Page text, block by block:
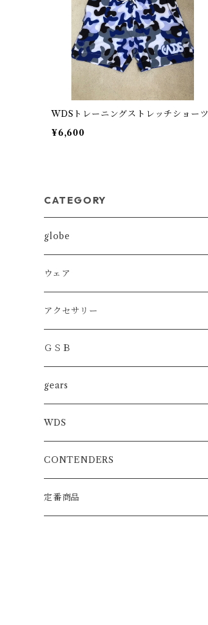
WDSトレーニングストレッチショーツ
¥6,600
CATEGORY
globe
MMA
BOXING
KICKBOXING
トレーニンググローブ
スパーリンググローブ
SHOOTBOXING
JIU-JITSU
KARATE
ウェア
DRYT
DRYトレーニングショーツ
ファイトショーツ
アクセサリー
ＧＳＢ
gears
MMA
BOXING/MUAYTHAY
ATHRETE
WDS
スパーリンググローブ
MMAグローブ
CONTENDERS
定番商品